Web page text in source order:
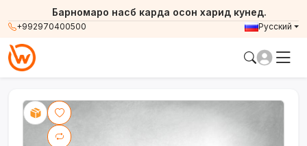
+992970400500
Барномаро насб карда осон харид кунед.
Русский